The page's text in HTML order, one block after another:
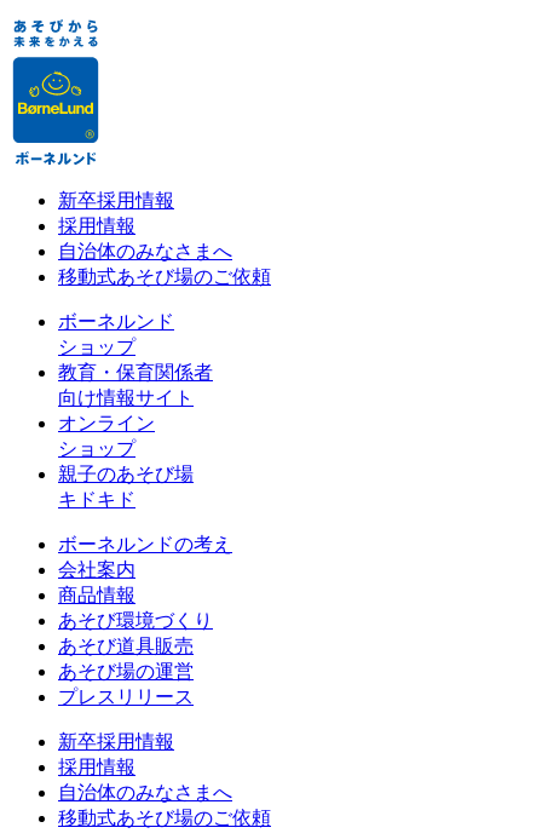
新卒採用情報
採用情報
自治体のみなさまへ
移動式あそび場のご依頼
ボーネルンド
ショップ
教育・保育関係者
向け情報サイト
オンライン
ショップ
親子のあそび場
キドキド
ボーネルンドの考え
会社案内
商品情報
あそび環境づくり
あそび道具販売
あそび場の運営
プレスリリース
新卒採用情報
採用情報
自治体のみなさまへ
移動式あそび場のご依頼